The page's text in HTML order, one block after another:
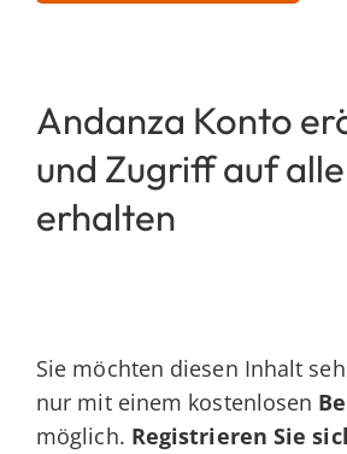
Andanza Konto
und Zugriff auf
erhalten
Sie möchten diesen Inhalt
nur mit einem kostenlosen
möglich. Registrieren Sie